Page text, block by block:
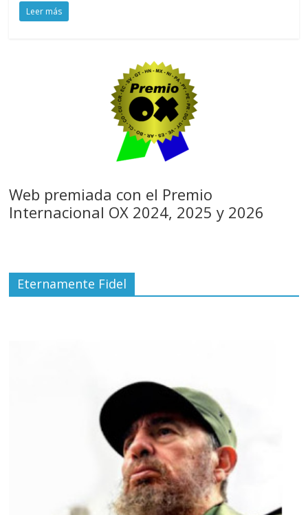
Leer más
Web premiada con el Premio
Internacional OX 2024, 2025 y 2026
Eternamente Fidel